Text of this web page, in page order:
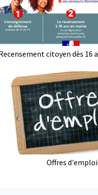
Offres d'emploi